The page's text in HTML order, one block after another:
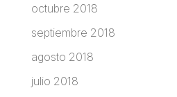
octubre 2018
septiembre 2018
agosto 2018
julio 2018